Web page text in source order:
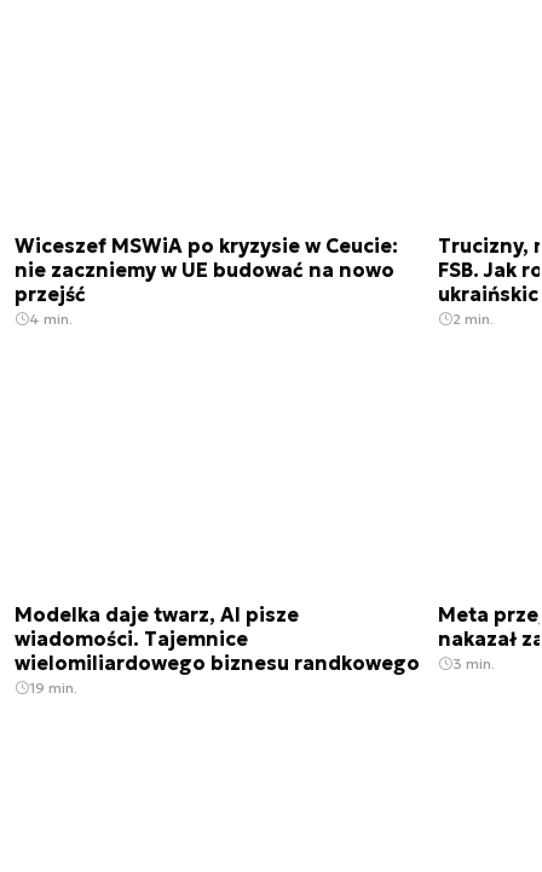
Wiceszef MSWiA po kryzysie w Ceucie:
nie zaczniemy w UE budować na nowo
przejść
4 min.
Trucizny,
FSB. Jak
2 min.
Modelka daje twarz, AI pisze
wiadomości. Tajemnice
wielomiliardowego biznesu randkowego
19 min.
Meta
nakazał
3 min.